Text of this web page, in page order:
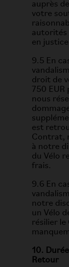
auprès
votre
autorités
en
9.5 En
droit de
750 EUR
nous
est
Contrat,
à notre
du Vélo
frais.
9.6 En
notre
un Vélo
résilier
10.
Retour